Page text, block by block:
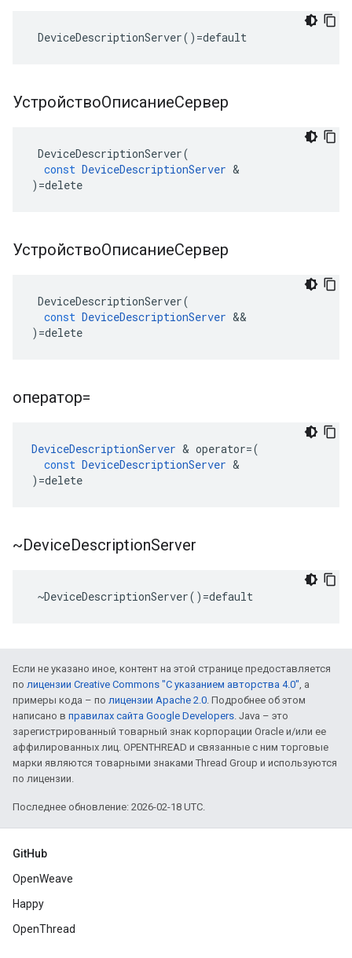
DeviceDescriptionServer()=default
УстройствоОписаниеСервер
DeviceDescriptionServer(
const DeviceDescriptionServer &
) =delete
УстройствоОписаниеСервер
DeviceDescriptionServer(
const DeviceDescriptionServer &&
) =delete
оператор=
DeviceDescriptionServer & operator=(
const DeviceDescriptionServer &
) =delete
~DeviceDescriptionServer
~DeviceDescriptionServer()=default
Если не указано иное, контент на этой странице предоставляется
по лицензии Creative Commons "С указанием авторства 4.0", а
примеры кода – по лицензии Apache 2.0. Подробнее об этом
написано в правилах сайта Google Developers. Java – это
зарегистрированный товарный знак корпорации Oracle и/или ее
аффилированных лиц. OPENTHREAD и связанные с ним торговые
марки являются товарными знаками Thread Group и используются
по лицензии.
Последнее обновление: 2026-02-18 UTC.
GitHub
OpenWeave
Happy
OpenThread